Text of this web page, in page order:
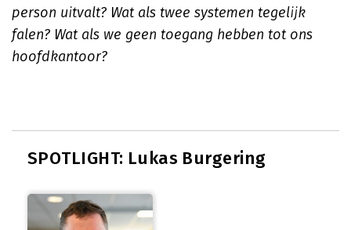
person uitvalt? Wat als twee systemen tegelijk
falen? Wat als we geen toegang hebben tot ons
hoofdkantoor?
SPOTLIGHT: Lukas Burgering